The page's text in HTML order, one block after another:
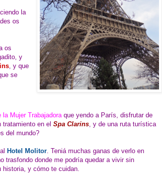
la
os
os
y
, y que
se
la Mujer Trabajadora que yendo a París, disfrutar de
tratamiento en el Spa Clarins , y de una ruta turística
del mundo?
Hotel Molitor . Teniá muchas ganas de verlo en
trasfondo donde me podría quedar a vivir sin
y cómo te cuidan.